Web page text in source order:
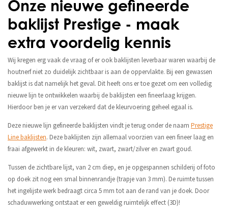
Onze nieuwe gefineerde
baklijst Prestige - maak
extra voordelig kennis
Wij kregen erg vaak de vraag of er ook baklijsten leverbaar waren waarbij de
houtnerf niet zo duidelijk zichtbaar is aan de oppervlakte. Bij een gewassen
baklijst is dat namelijk het geval. Dit heeft ons er toe gezet om een volledig
nieuwe lijn te ontwikkelen waarbij de baklijsten een fineerlaag krijgen.
Hierdoor ben je er van verzekerd dat de kleurvoering geheel egaal is.
Deze nieuwe lijn gefineerde baklijsten vindt je terug onder de naam Prestige
Line baklijsten. Deze baklijsten zijn allemaal voorzien van een fineer laag en
fraai afgewerkt in de kleuren: wit, zwart, zwart/zilver en zwart goud.
Tussen de zichtbare lijst, van 2 cm diep, en je opgespannen schilderij of foto
op doek zit nog een smal binnenrandje (trapje van 3 mm). De ruimte tussen
het ingelijste werk bedraagt circa 5 mm tot aan de rand van je doek. Door
schaduwwerking ontstaat er een geweldig ruimtelijk effect (3D)!